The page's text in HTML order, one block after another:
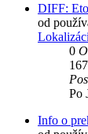
DIFF:
od
0
Po
Info o